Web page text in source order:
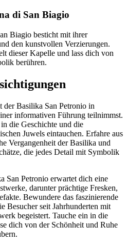
di San Biagio
Biagio besticht mit ihrer
den kunstvollen Verzierungen.
dieser Kapelle und lass dich von
berühren.
der Basilika San Petronio in
informativen Führung teilnimmst.
die Geschichte und die
Juwels eintauchen. Erfahre aus
Vergangenheit der Basilika und
die jedes Detail mit Symbolik
San Petronio erwartet dich eine
darunter prächtige Fresken,
Bewundere das faszinierende
Besucher seit Jahrhunderten mit
begeistert. Tauche ein in die
dich von der Schönheit und Ruhe